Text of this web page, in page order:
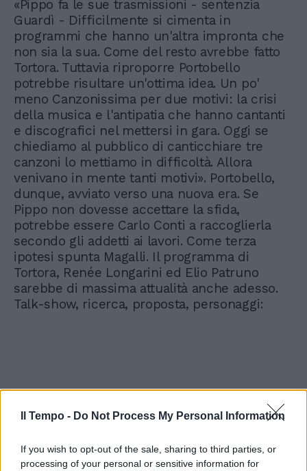
Il Tempo - Do Not Process My Personal Information
If you wish to opt-out of the sale, sharing to third parties, or
processing of your personal or sensitive information for
«Pippo fa le sue trasmissioni - sentenzia
Guardì - Difficilmente si cimenta in
programmi che hanno un'altra impronta che
non sia la sua. Come del resto avrebbe fatto
Tortora. Tuttavia riproporre Portobello
potrebbe risultare un'ottima idea. Un po'
meno Canzonissima per due motivi: la crisi
della musica e l'antipatia che hanno cantanti
e discografici nel mettersi in gara. Oggi se
chiediamo al pubblico di canticchiare tre
canzoni lo mettiamo in difficoltà. Allora
venivano in mente tanti motivi». Portobello,
dunque, avviato verso una nuova era. Se
Pippo non dovesse accettare la sfida,
potrebbe essere Carlo Conti a raccoglierla
secondo gli addetti ai lavori. Come terza
ipotesi spunta Magalli. Il programma di
Tortora, Renée Longarini ed Elio Patruno
sarebbe di massima attualità anche adesso.
Talk-show, ricerca, proposta, personaggi: